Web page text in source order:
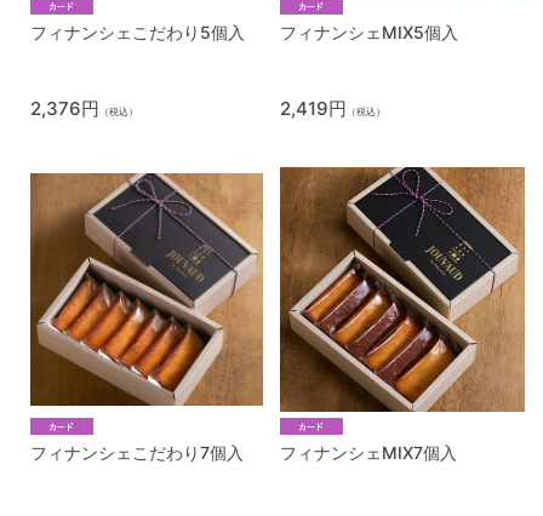
フィナンシェこだわり5個入
2,376円 （税込）
フィナンシェMIX5個入
2,419円 （税込）
フィナンシェこだわり7個入 フィナンシェMIX7個入